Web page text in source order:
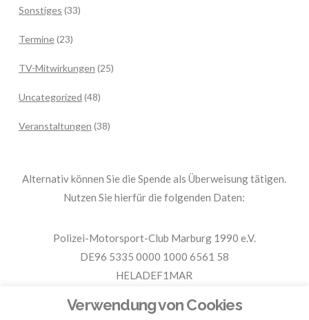
Sonstiges (33)
Termine(23)
TV-Mitwirkungen (25)
Uncategorized (48)
Veranstaltungen (38)
Alternativ können Sie die Spende als Überweisung tätigen.
Nutzen Sie hierfür die folgenden Daten:
Polizei-Motorsport-Club Marburg 1990 e.V.
DE96 5335 0000 1000 6561 58
HELADEF1MAR
Verwendung von Cookies